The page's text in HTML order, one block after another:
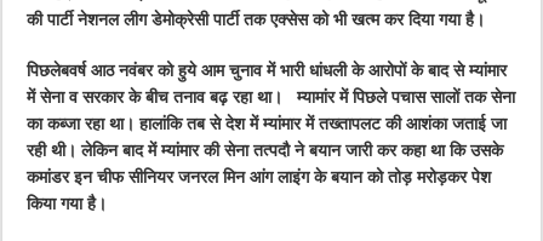
की पार्टी नेशनल लीग डेमोक्रेसी पार्टी तक एक्सेस को भी खत्म कर दिया गया है।
पिछलेबवर्ष आठ नवंबर को हुये आम चुनाव में भारी धांधली के आरोपों के बाद से म्यांमार
में सेना व सरकार के बीच तनाव बढ़ रहा था। म्यामांर में पिछले पचास सालों तक सेना
का कब्जा रहा था। हालांकि तब से देश में म्यांमार में तख्तापलट की आशंका जताई जा
रही थी। लेकिन बाद में म्यांमार की सेना तत्पदौ ने बयान जारी कर कहा था कि उसके
कमांडर इन चीफ सीनियर जनरल मिन आंग लाइंग के बयान को तोड़ मरोड़कर पेश
किया गया है।